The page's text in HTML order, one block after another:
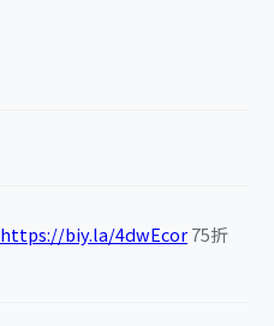
https://biy.la/4dwEcor75折